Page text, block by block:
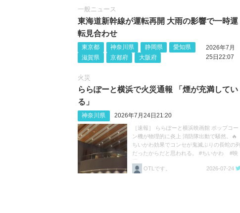
一般ニュース
東海道新幹線が運転再開 大雨の影響で一時運
転見合わせ
東京都 神奈川県 静岡県
愛知県
滋賀県
京都府 大阪府
2026年7月
25日22:07
火災
ららぽーと横浜で火災通報 「煙が充満してい
る」
神奈川県 2026年7月24日21:20
［速報］ ららぽーと横浜映画館 ポップコー
ン機が物理的に炎上 消防隊出動で騒然。🔥
ちいかわ効果でコンセが鬼滅ぶりの長蛇の列
だったからだと思われる。 #ちいかわ #映
OTLです。
2026-07-24